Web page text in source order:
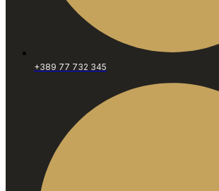
+389 77 732 345